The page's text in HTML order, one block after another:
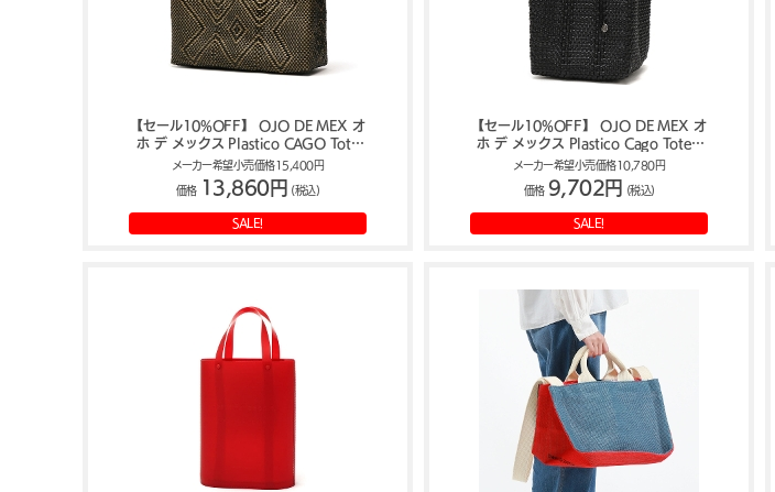
【セール10%OFF】 OJO DE MEX オ
ホ デ メックス Plastico CAGO Tote
Grande トートバッグ
メーカー希望小売価格15,400円
価格 13,860円 (税込)
SALE!
【セール10%OFF】 OJO DE MEX オ
ホ デ メックス Plastico Cago Tote -
cube - トートバッグ
メーカー希望小売価格10,780円
価格 9,702円 (税込)
SALE!